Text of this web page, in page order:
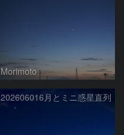
Morimoto
202606016月とミニ惑星直列